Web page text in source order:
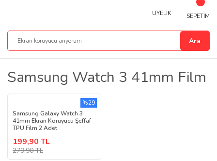
Ara
ÜYELİK SEPETİM
Samsung Watch 3 41mm Film
Samsung Galaxy Watch 3
41mm Ekran Koruyucu Şeffaf
TPU Film 2 Adet
199,90 TL
279,90 TL
%29